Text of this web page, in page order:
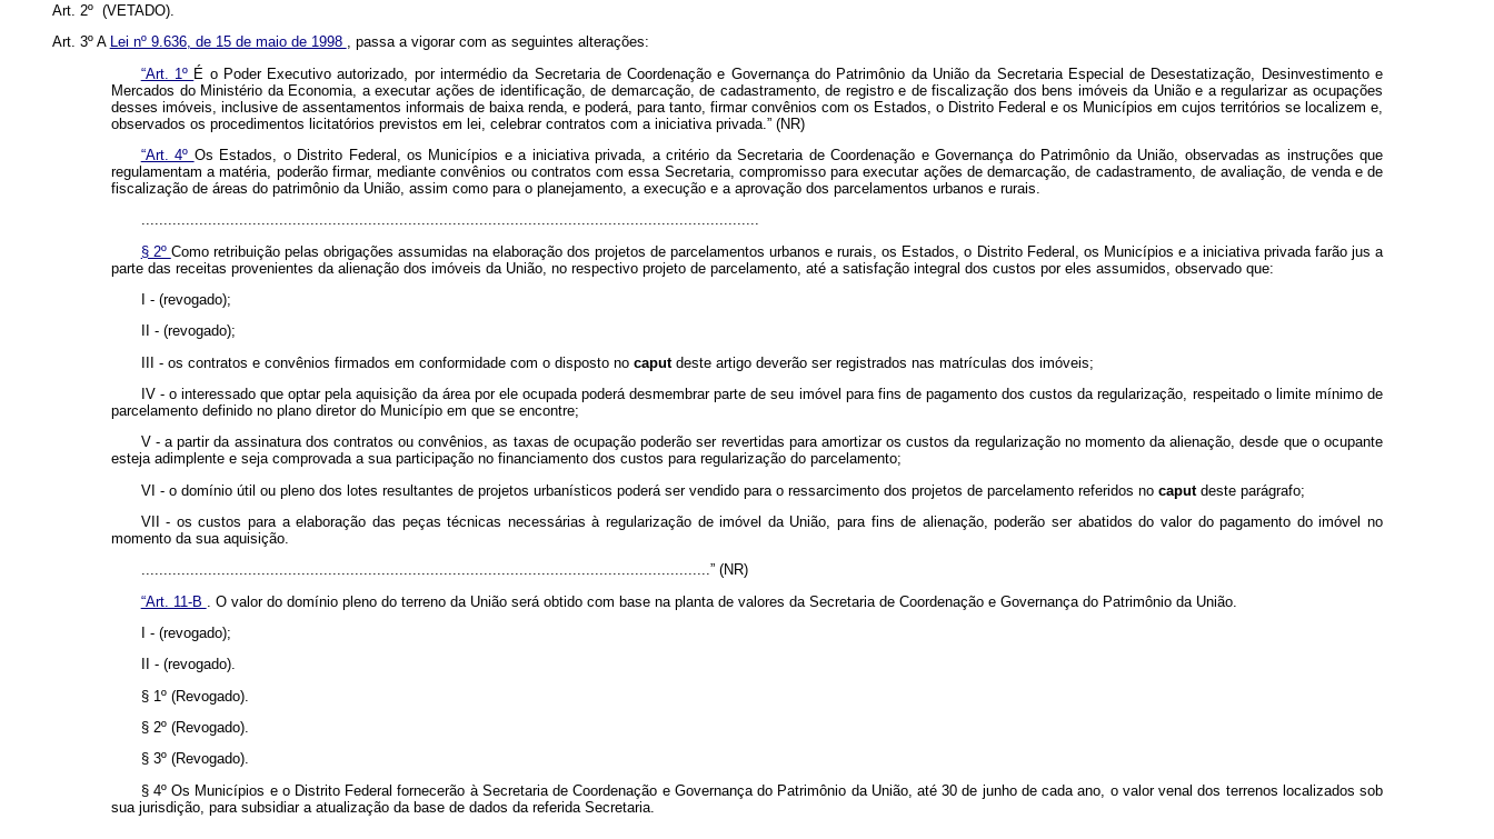
Art. 2º (VETADO).
Art. 3º A Lei nº 9.636, de 15 de maio de 1998 , passa a vigorar com as seguintes alterações:
“Art. 1º É o Poder Executivo autorizado, por intermédio da Secretaria de Coordenação e Governança do Patrimônio da União da Secretaria Especial de Desestatização, Desinvestimento e
Mercados do Ministério da Economia, a executar ações de identificação, de demarcação, de cadastramento, de registro e de fiscalização dos bens imóveis da União e a regularizar as ocupações
desses imóveis, inclusive de assentamentos informais de baixa renda, e poderá, para tanto, firmar convênios com os Estados, o Distrito Federal e os Municípios em cujos territórios se localizem e,
observados os procedimentos licitatórios previstos em lei, celebrar contratos com a iniciativa privada.” (NR)
“Art. 4º Os Estados, o Distrito Federal, os Municípios e a iniciativa privada, a critério da Secretaria de Coordenação e Governança do Patrimônio da União, observadas as instruções que
regulamentam a matéria, poderão firmar, mediante convênios ou contratos com essa Secretaria, compromisso para executar ações de demarcação, de cadastramento, de avaliação, de venda e de
fiscalização de áreas do patrimônio da União, assim como para o planejamento, a execução e a aprovação dos parcelamentos urbanos e rurais.
...........................................................................................................................................
§ 2º Como retribuição pelas obrigações assumidas na elaboração dos projetos de parcelamentos urbanos e rurais, os Estados, o Distrito Federal, os Municípios e a iniciativa privada farão jus a
parte das receitas provenientes da alienação dos imóveis da União, no respectivo projeto de parcelamento, até a satisfação integral dos custos por eles assumidos, observado que:
I - (revogado);
II - (revogado);
III - os contratos e convênios firmados em conformidade com o disposto no caput deste artigo deverão ser registrados nas matrículas dos imóveis;
IV - o interessado que optar pela aquisição da área por ele ocupada poderá desmembrar parte de seu imóvel para fins de pagamento dos custos da regularização, respeitado o limite mínimo de
parcelamento definido no plano diretor do Município em que se encontre;
V - a partir da assinatura dos contratos ou convênios, as taxas de ocupação poderão ser revertidas para amortizar os custos da regularização no momento da alienação, desde que o ocupante
esteja adimplente e seja comprovada a sua participação no financiamento dos custos para regularização do parcelamento;
VI - o domínio útil ou pleno dos lotes resultantes de projetos urbanísticos poderá ser vendido para o ressarcimento dos projetos de parcelamento referidos no caput deste parágrafo;
VII - os custos para a elaboração das peças técnicas necessárias à regularização de imóvel da União, para fins de alienação, poderão ser abatidos do valor do pagamento do imóvel no
momento da sua aquisição.
................................................................................................................................” (NR)
“Art. 11-B
. O valor do domínio pleno do terreno da União será obtido com base na planta de valores da Secretaria de Coordenação e Governança do Patrimônio da União.
I - (revogado);
II - (revogado).
§ 1º (Revogado).
§ 2º (Revogado).
§ 3º (Revogado).
§ 4º Os Municípios e o Distrito Federal fornecerão à Secretaria de Coordenação e Governança do Patrimônio da União, até 30 de junho de cada ano, o valor venal dos terrenos localizados sob
sua jurisdição, para subsidiar a atualização da base de dados da referida Secretaria.